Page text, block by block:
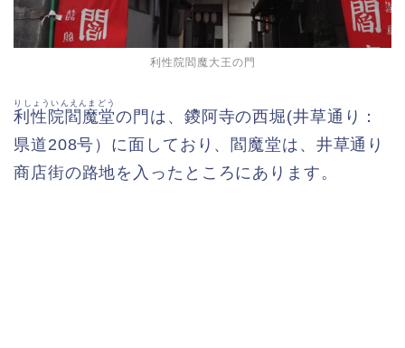
利性院閻魔大王の門
利性院閻魔堂
りしょういんえんまどう
の門は、鑁阿寺の西堀(井草通り：
県道208号）に面しており、閻魔堂は、井草通り
商店街の路地を入ったところにあります。